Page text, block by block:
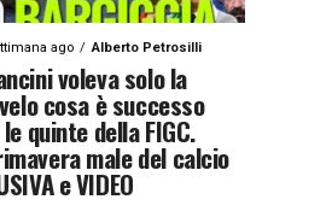
ago Alberto Petrosilli
voleva solo la
cosa è successo
quinte della FIGC.
male del calcio
e VIDEO